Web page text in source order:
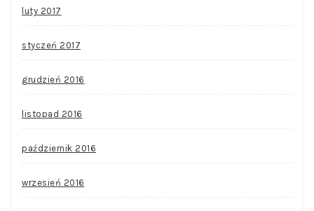
luty 2017
styczeń 2017
grudzień 2016
listopad 2016
październik 2016
wrzesień 2016